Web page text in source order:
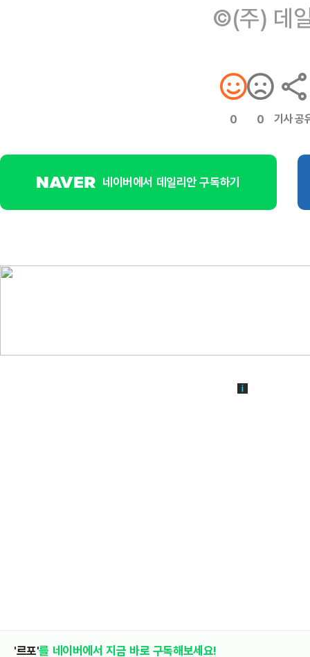
©(주) 데
0 0 기사 공
네이버에서 데일리안 구독하기
'르포'를 네이버에서 지금 바로 구독해보세요!